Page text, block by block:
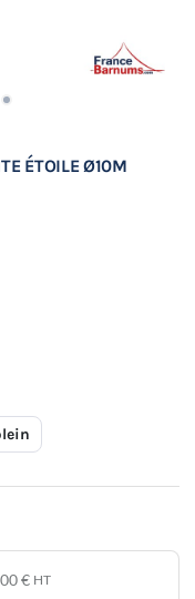
ÉTOILE Ø10M
€ HT